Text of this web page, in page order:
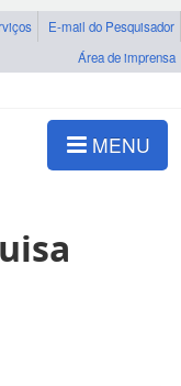
E-mail do Pesquisador
Área de imprensa
MENU